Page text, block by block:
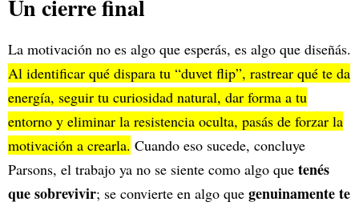
Un cierre final
La motivación no es algo que esperás, es algo que diseñás.
Al identificar qué dispara tu “duvet flip”, rastrear qué te da
energía, seguir tu curiosidad natural, dar forma a tu
entorno y eliminar la resistencia oculta, pasás de forzar la
motivación a crearla. Cuando eso sucede, concluye
Parsons, el trabajo ya no se siente como algo que tenés
que sobrevivir; se convierte en algo que genuinamente te